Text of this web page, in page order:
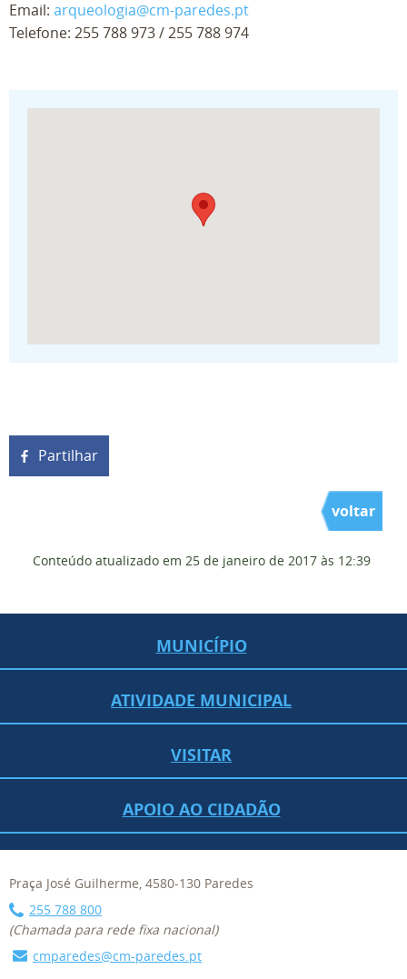
Email: arqueologia@cm-paredes.pt
Telefone: 255 788 973/255 788 974
Partilhar
voltar
Conteúdo atualizado em 25 de janeiro de 2017 às 12:39
MUNICÍPIO
ATIVIDADE MUNICIPAL
VISITAR
APOIO AO CIDADÃO
Praça José Guilherme, 4580-130 Paredes
255 788 800
(Chamada para rede fixa nacional)
cmparedes@cm-paredes.pt